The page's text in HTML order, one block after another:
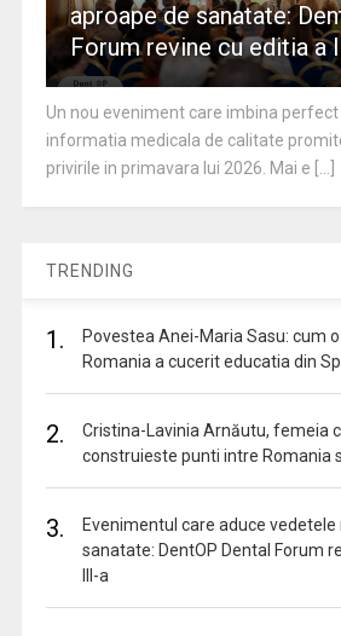
aproape de sanatate:
Forum revine cu editia a
Un nou eveniment care imbina
informatia medicala de calitate
privirile in primavara lui 2026. Mai e [...]
TRENDING
1.
Povestea Anei-Maria Sasu: cum
Romania a cucerit educatia din
2.
Cristina-Lavinia Arnăutu, femeia
construieste punti intre Romania
3.
Evenimentul care aduce
sanatate: DentOP Dental Forum
III-a